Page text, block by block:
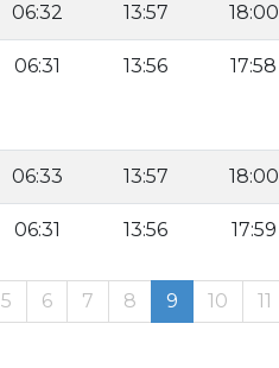
06:32 13:57 18:00
06:31 13:56 17:58
06:33 13:57 18:00
06:31 13:56 17:59
5 6 7 8 9 10 11